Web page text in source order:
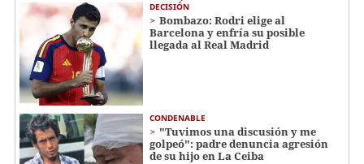
DECISIÓN
Bombazo: Rodri elige al
Barcelona y enfría su posible
llegada al Real Madrid
CONDENABLE
"Tuvimos una discusión y me
golpeó": padre denuncia agresión
de su hijo en La Ceiba